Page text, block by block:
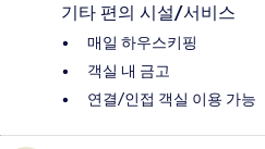
기타 편의 시설/서비스
매일 하우스키핑
객실 내 금고
연결/인접 객실 이용 가능